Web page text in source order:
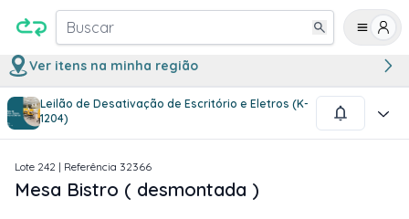
Buscar
Ver itens na minha região
Leilão de Desativação de Escritório e Eletros (K-
1204)
1/1
Lote 242 | Referência 32366
Mesa Bistro ( desmontada )